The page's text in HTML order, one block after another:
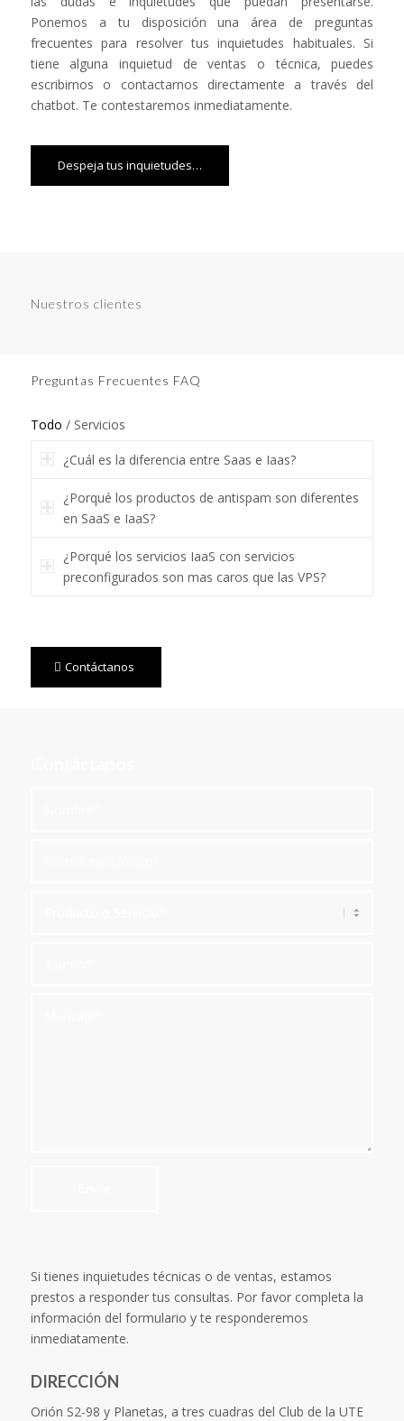
Ponemos a tu disposición una área de preguntas
frecuentes para resolver tus inquietudes habituales. Si
tiene alguna inquietud de ventas o técnica, puedes
escribirnos o contactarnos directamente a través del
chatbot. Te contestaremos inmediatamente.
Despeja tus inquietudes…
Nuestros clientes
Preguntas Frecuentes FAQ
Todo / Servicios
¿Cuál es la diferencia entre Saas e Iaas?
¿Porqué los productos de antispam son diferentes
en SaaS e IaaS?
¿Porqué los servicios IaaS con servicios
preconfigurados son mas caros que las VPS?
Contáctanos
Si tienes inquietudes técnicas o de ventas, estamos
prestos a responder tus consultas. Por favor completa la
información del formulario y te responderemos
inmediatamente.
DIRECCIÓN
Orión S2-98 y Planetas, a tres cuadras del Club de la UTE